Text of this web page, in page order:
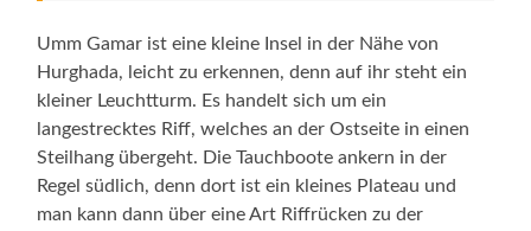
Umm Gamar ist eine kleine Insel in der Nähe von
Hurghada, leicht zu erkennen, denn auf ihr steht ein
kleiner Leuchtturm. Es handelt sich um ein
langestrecktes Riff, welches an der Ostseite in einen
Steilhang übergeht. Die Tauchboote ankern in der
Regel südlich, denn dort ist ein kleines Plateau und
man kann dann über eine Art Riffrücken zu der